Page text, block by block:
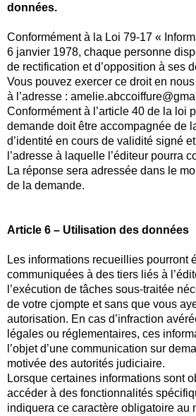
données.
Conformément à la Loi 79-17 «
6 janvier 1978, chaque personne
de rectification et d’opposition à ses
Vous pouvez exercer ce droit en
à l’adresse :
Conformément à l’article 40 de la loi
demande doit être accompagnée de
d’identité en cours de validité signé
l’adresse à laquelle l’éditeur pourra
La réponse sera adressée dans le
de la demande.
Article 6 – Utilisation des données
Les informations recueillies pourront
communiquées à des tiers liés à
l’exécution de tâches sous-traitée
de votre cjompte et sans que vous
autorisation. En cas d’infraction
légales ou réglementaires, ces
l’objet d’une communication sur
motivée des autorités judiciaire.
Lorsque certaines informations sont
accéder à des fonctionnalités
indiquera ce caractère obligatoire au